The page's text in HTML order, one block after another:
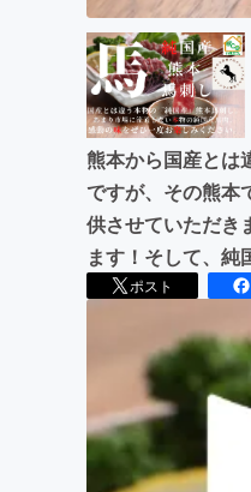
熊本から国産とは
ですが、その熊本
供させていただき
ます！そして、純
ポスト